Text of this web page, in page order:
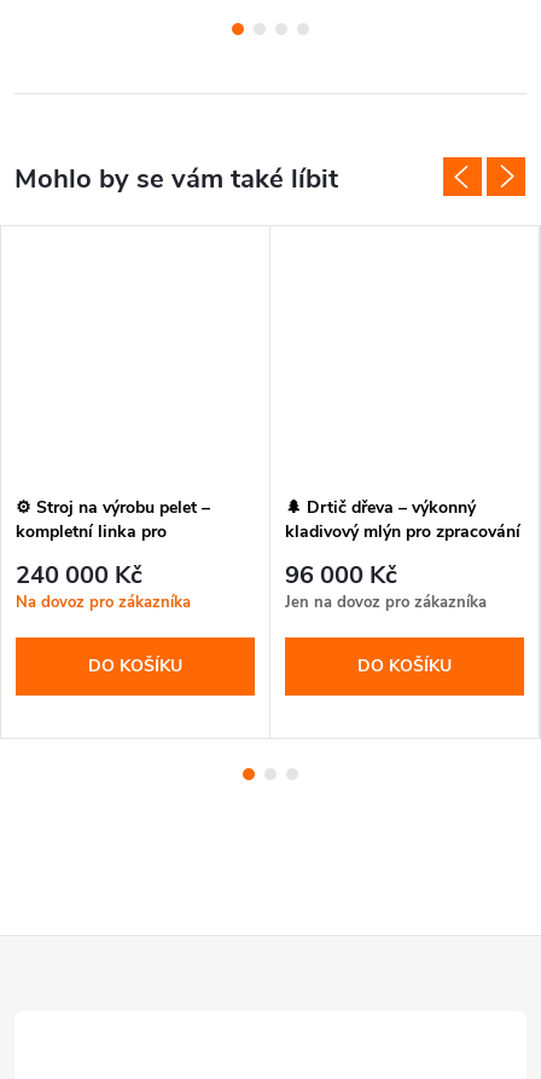
⚙️ Stroj na výrobu pelet –
kompletní linka pro
240 000 Kč
Na dovoz pro zákazníka
DO KOŠÍKU
🌲 Drtič dřeva – výkonný
kladivový mlýn pro zpracování
96 000 Kč
Jen na dovoz pro zákazníka
DO KOŠÍKU